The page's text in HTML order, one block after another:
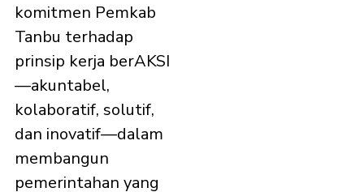
komitmen Pemkab
Tanbu terhadap
prinsip kerja berAKSI
—akuntabel,
kolaboratif, solutif,
dan inovatif—dalam
membangun
pemerintahan yang